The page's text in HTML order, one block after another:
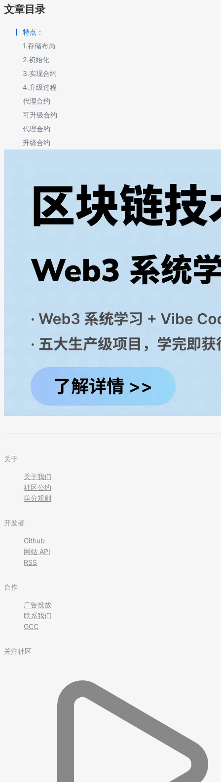
文章目录
特点：
1.存储布局
2.初始化
3.实现合约
4.升级过程
代理合约
可升级合约
代理合约
升级合约
关于
关于我们
社区公约
学分规则
开发者
Github
网站 API
RSS
合作
广告投放
联系我们
GCC
关注社区